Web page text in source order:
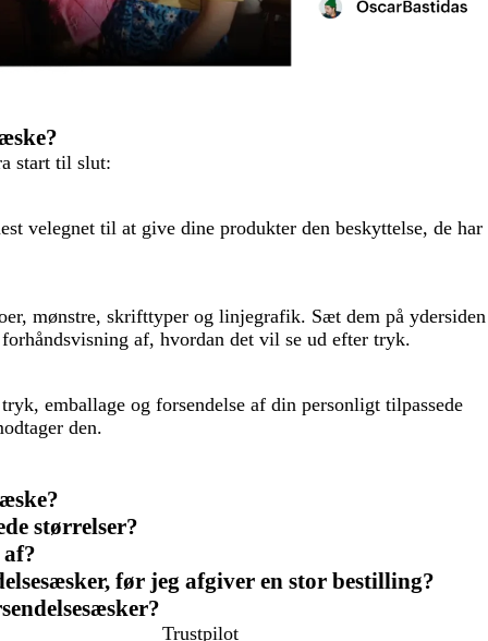
start til slut:
velegnet til at give dine produkter den beskyttelse, de har
mønstre, skrifttyper og linjegrafik. Sæt dem på ydersiden
af, hvordan det vil se ud efter tryk.
emballage og forsendelse af din personligt tilpassede
den.
størrelser?
før jeg afgiver en stor bestilling?
Trustpilot